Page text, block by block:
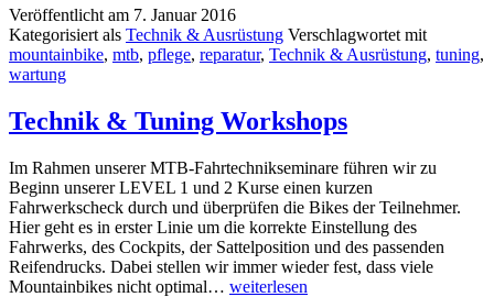
Technik
&
Tuning
Veröffentlicht am 7. Januar 2016
Kategorisiert als Technik & Ausrüstung Verschlagwortet mit
mountainbike, mtb, pflege, reparatur, Technik & Ausrüstung, tuning,
wartung
Technik & Tuning Workshops
Im Rahmen unserer MTB-Fahrtechnikseminare führen wir zu
Beginn unserer LEVEL 1 und 2 Kurse einen kurzen
Fahrwerkscheck durch und überprüfen die Bikes der Teilnehmer.
Hier geht es in erster Linie um die korrekte Einstellung des
Fahrwerks, des Cockpits, der Sattelposition und des passenden
Reifendrucks. Dabei stellen wir immer wieder fest, dass viele
Mountainbikes nicht optimal… Technik
weiterlesen